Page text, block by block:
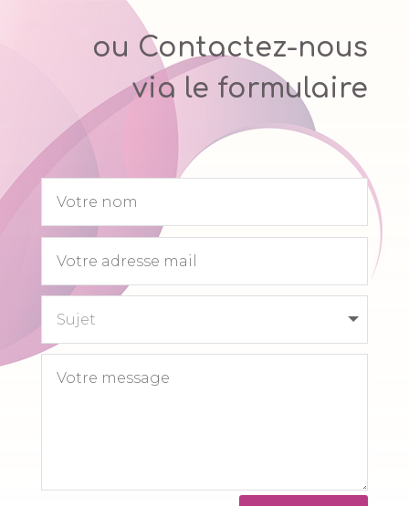
ou Contactez-nous
via le formulaire